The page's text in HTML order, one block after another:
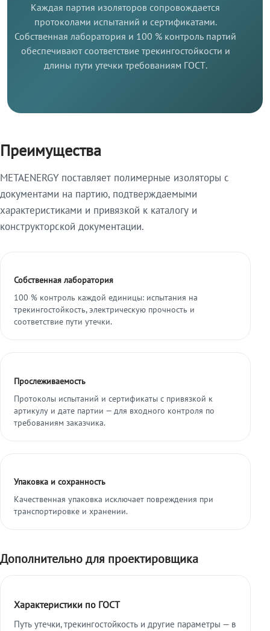
Каждая партия изоляторов сопровождается
протоколами испытаний и сертификатами.
Собственная лаборатория и 100 % контроль партий
обеспечивают соответствие трекингостойкости и
длины пути утечки требованиям ГОСТ.
Преимущества
METAENERGY поставляет полимерные изоляторы с
документами на партию, подтверждаемыми
характеристиками и привязкой к каталогу и
конструкторской документации.
Собственная лаборатория
100 % контроль каждой единицы: испытания на
трекингостойкость, электрическую прочность и
соответствие пути утечки.
Прослеживаемость
Протоколы испытаний и сертификаты с привязкой к
артикулу и дате партии — для входного контроля по
требованиям заказчика.
Упаковка и сохранность
Качественная упаковка исключает повреждения при
транспортировке и хранении.
Дополнительно для проектировщика
Характеристики по ГОСТ
Путь утечки, трекингостойкость и другие параметры — в